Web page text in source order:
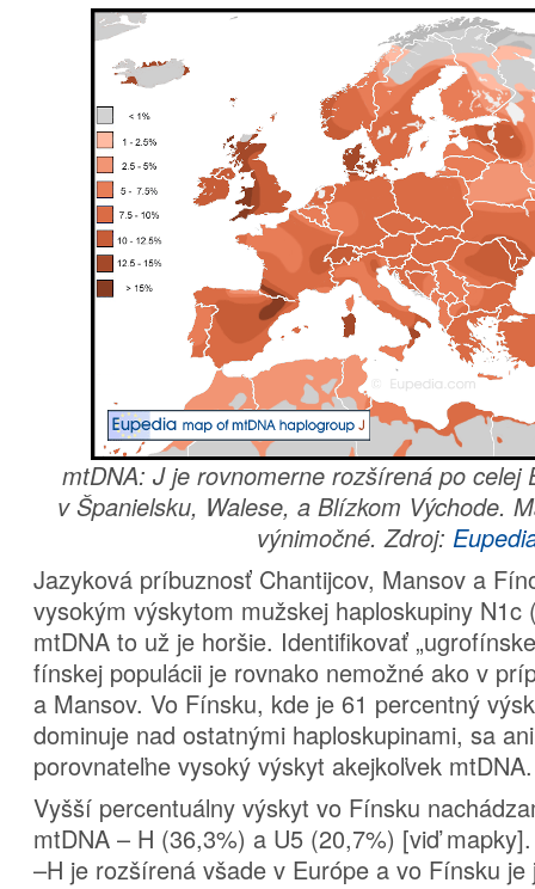
mtDNA: J je rovnomerne rozšírená po celej
v Španielsku, Walese, a Blízkom Východe.
výnimočné. Zdroj:
Jazyková príbuznosť Chantijcov, Mansov a
vysokým výskytom mužskej haploskupiny N1c
mtDNA to už je horšie. Identifikovať
fínskej populácii je rovnako nemožné ako v
a Mansov. Vo Fínsku, kde je 61 percentný
dominuje nad ostatnými haploskupinami, sa
porovnateľne vysoký výskyt akejkoľvek mtDNA.
Vyšší percentuálny výskyt vo Fínsku
mtDNA – H (36,3%) a U5 (20,7%) [viď
–H je rozšírená všade v Európe a vo Fínsku